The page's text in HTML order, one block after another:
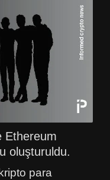
Ethereum
oluşturuldu.
para